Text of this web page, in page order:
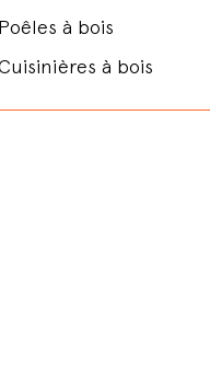
Poêles à bois
à bois